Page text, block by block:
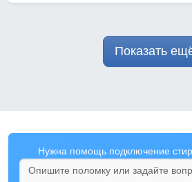
Показать
Нужна помощь подключение